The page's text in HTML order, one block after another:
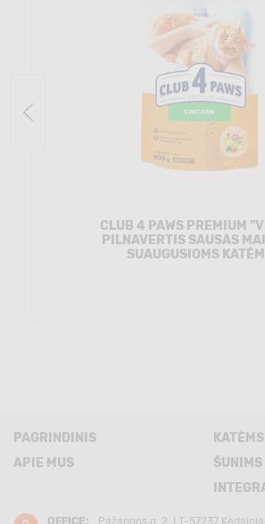
CLUB 4 PAWS PREMIUM
PILNAVERTIS SAUSAS
SUAUGUSIOMS
PAGRINDINIS
APIE MUS
KATĖMS
ŠUNIMS
OFFICE: Pažangos g. 2, LT-57237 Kėdainiai